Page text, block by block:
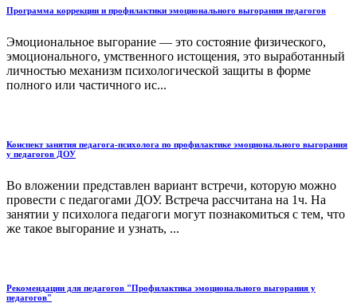
Программа коррекции и профилактики эмоционального выгорания педагогов
Эмоциональное выгорание — это состояние физического,
эмоционального, умственного истощения, это выработанный
личностью механизм психологической защиты в форме
полного или частичного ис...
Конспект занятия педагога-психолога по профилактике эмоционального выгорания
у педагогов ДОУ
Во вложении представлен вариант встречи, которую можно
провести с педагогами ДОУ. Встреча рассчитана на 1ч. На
занятии у психолога педагоги могут познакомиться с тем, что
же такое выгорание и узнать, ...
Рекомендации для педагогов "Профилактика эмоционального выгорания у
педагогов"